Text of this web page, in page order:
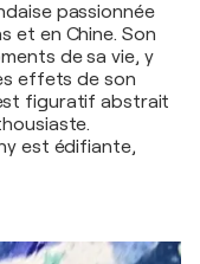
passionnée
et en Chine. Son
de sa vie, y
effets de son
figuratif abstrait
est édifiante,